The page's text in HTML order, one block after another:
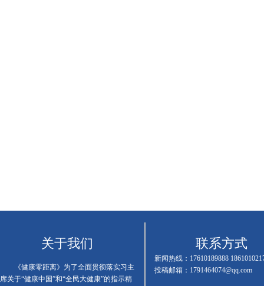
关于我们
《健康零距离》为了全面贯彻落实习主
席关于“健康中国”和“全民大健康”的指示精
联系方式
新闻热线：17610189888
投稿邮箱：1791464074@qq.com